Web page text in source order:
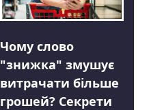
Чому слово
"знижка" змушує
витрачати більше
грошей? Секрети